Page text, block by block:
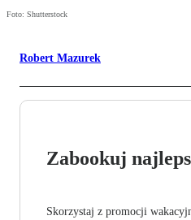
Foto: Shutterstock
Robert Mazurek
Zabookuj
Skorzystaj z promocji